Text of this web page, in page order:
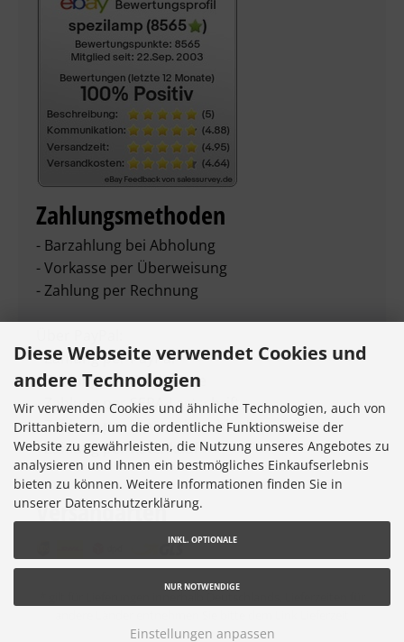
Zahlungsmethoden
- Barzahlung bei Abholung
- Vorkasse per Überweisung
- Zahlung per Rechnung
- Zahlung per PayPal
- Zahlung per Kreditkarte
- Zahlung per SEPA-Lastschrift
- Zahlung per "Später bezahlen"
- Zahlung per Ratenkauf
Versandarten
Diese Webseite verwendet Cookies und
andere Technologien
Wir verwenden Cookies und ähnliche Technologien, auch von
Drittanbietern, um die ordentliche Funktionsweise der
Website zu gewährleisten, die Nutzung unseres Angebotes zu
analysieren und Ihnen ein bestmögliches Einkaufserlebnis
bieten zu können. Weitere Informationen finden Sie in
unserer Datenschutzerklärung.
INKL. OPTIONALE
NUR NOTWENDIGE
Einstellungen anpassen